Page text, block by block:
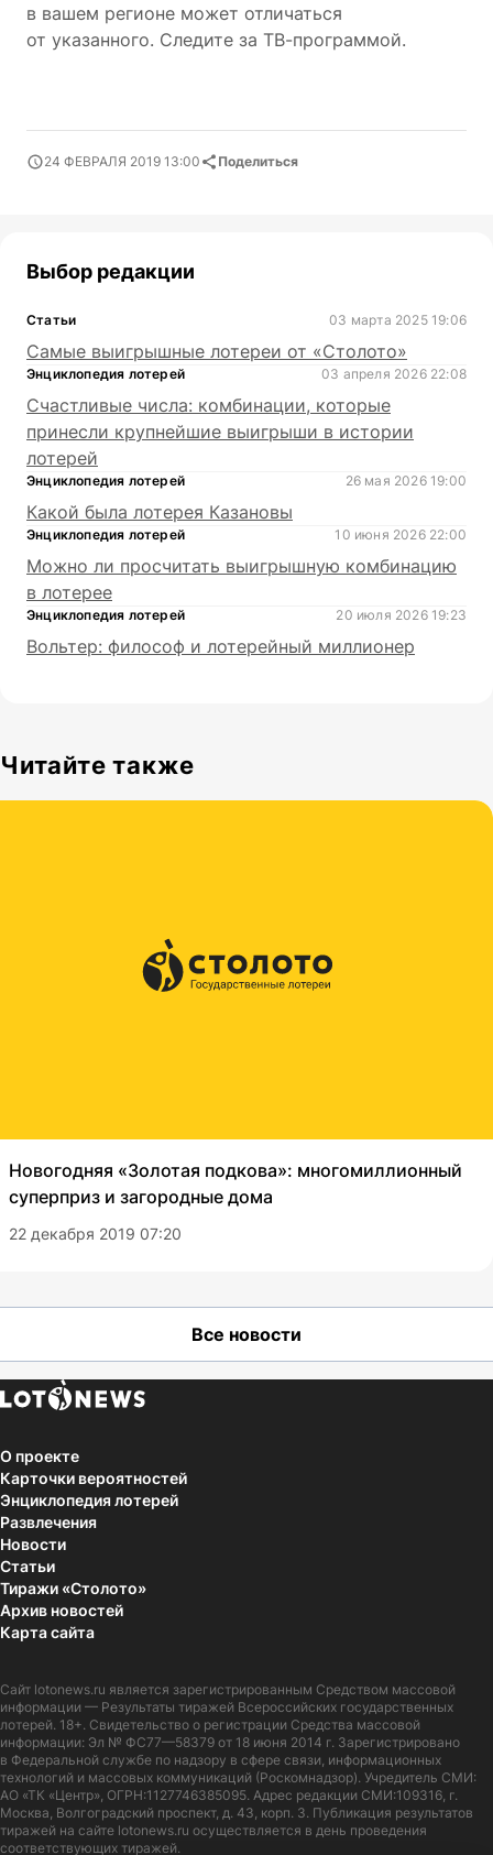
в вашем регионе может отличаться
от указанного. Следите за ТВ-программой.
24 ФЕВРАЛЯ 2019 13:00 Поделиться
Выбор редакции
Статьи 03 марта 2025 19:06
Самые выигрышные лотереи от «Столото»
Энциклопедия лотерей 03 апреля 2026 22:08
Счастливые числа: комбинации, которые
принесли крупнейшие выигрыши в истории
лотерей
Энциклопедия лотерей 26 мая 2026 19:00
Какой была лотерея Казановы
Энциклопедия лотерей 10 июня 2026 22:00
Можно ли просчитать выигрышную комбинацию
в лотерее
Энциклопедия лотерей 20 июля 2026 19:23
Вольтер: философ и лотерейный миллионер
Читайте также
Новогодняя «Золотая подкова»: многомиллионный
суперприз и загородные дома
22 декабря 2019 07:20
Все новости
О проекте
Карточки вероятностей
Энциклопедия лотерей
Развлечения
Новости
Статьи
Тиражи «Столото»
Архив новостей
Карта сайта
Сайт lotonews.ru является зарегистрированным Средством массовой
информации — Результаты тиражей Всероссийских государственных
лотерей. 18+. Свидетельство о регистрации Средства массовой
информации: Эл № ФС77—58379 от 18 июня 2014 г. Зарегистрировано
в Федеральной службе по надзору в сфере связи, информационных
технологий и массовых коммуникаций (Роскомнадзор). Учредитель СМИ:
АО «ТК «Центр», ОГРН:1127746385095. Адрес редакции СМИ:109316, г.
Москва, Волгоградский проспект, д. 43, корп. 3. Публикация результатов
тиражей на сайте lotonews.ru осуществляется в день проведения
соответствующих тиражей.